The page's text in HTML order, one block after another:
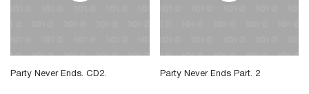
Party Never Ends. CD2. Party Never Ends Part. 2